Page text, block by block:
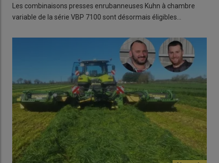
Les combinaisons presses enrubanneuses Kuhn à chambre
variable de la série VBP 7100 sont désormais éligibles…